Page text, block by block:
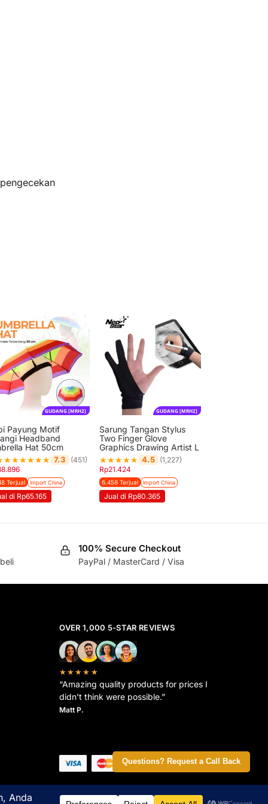
Questions? Request a Call Back
GUDANG [MRH2]
Payung Motif
Headband
Hat 50cm
★★★★★★ 7.3
(451)
Terjual Import China
di Rp65.165
GUDANG [MRH2]
Sarung Tangan Stylus
Two Finger Glove
Graphics Drawing Artist L
★★★★★ 4.5
(1,227)
Rp21.424
6.458 Terjual Import China
Jual di Rp80.365
100% Secure Checkout
PayPal / MasterCard / Visa
OVER 1,000 5-STAR REVIEWS
★★★★★
“Amazing quality products for prices I
didn’t think were possible.”
Matt P.